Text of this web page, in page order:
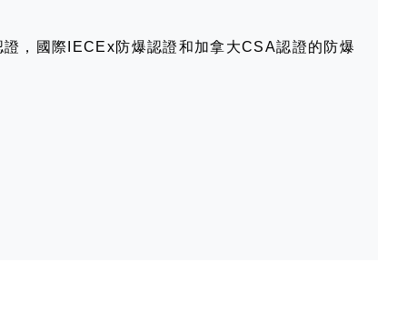
，國際IECEx防爆認證和加拿大CSA認證的防爆